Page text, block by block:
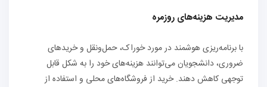
مدیریت هزینه‌های روزمره
با برنامه‌ریزی هوشمند در مورد خوراک، حمل‌ونقل و خریدهای
ضروری، دانشجویان می‌توانند هزینه‌های خود را به شکل قابل
توجهی کاهش دهند. خرید از فروشگاه‌های محلی و استفاده از